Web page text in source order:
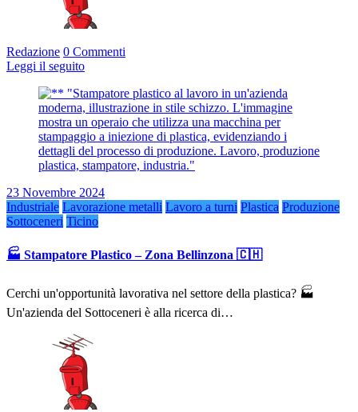
Redazione 0 Commenti
Leggi il seguito
23 Novembre 2024
Industriale Lavorazione metalli Lavoro a turni Plastica Produzione
Sottoceneri Ticino
🏭 Stampatore Plastico – Zona Bellinzona 🇨🇭
Cerchi un'opportunità lavorativa nel settore della plastica? 🏭
Un'azienda del Sottoceneri è alla ricerca di…